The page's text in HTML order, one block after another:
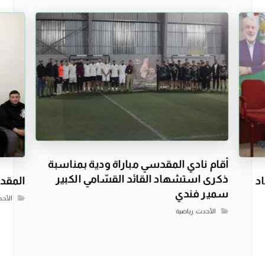
أقام نادي المقدسي مباراة ودية بمناسبة
ذكرى استشهاد القائد القسّامي الكبير
سمير فندي
الأحدث, رياضية